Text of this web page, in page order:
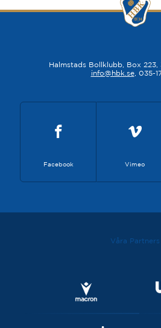
Halmstads Bollklubb, Box 223,
info@hbk.se, 035-
Facebook Vimeo
Våra Partners